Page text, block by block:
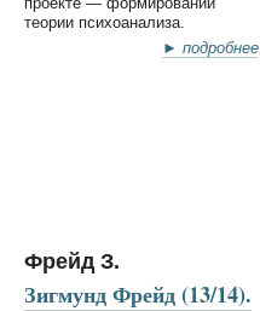
теории психоанализа.
► подробнее
Фрейд З.
Зигмунд Фрейд (13/14).